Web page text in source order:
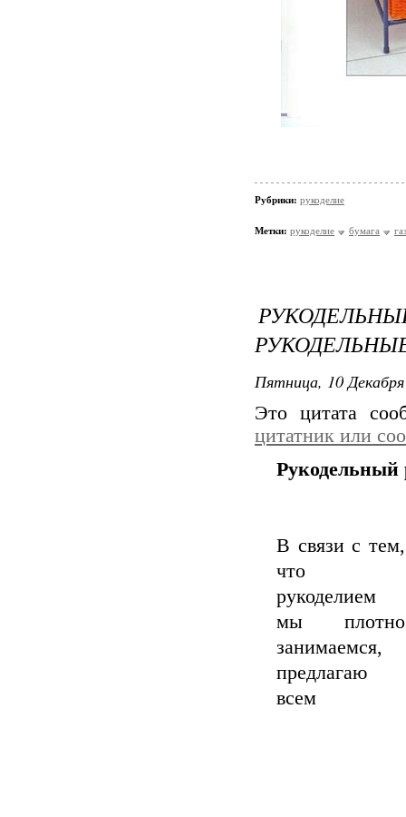
Рубрики: рукоделие
Метки: рукоделие бумага
Пятница, 10
Это цитата
цитатник или
Рукодельный
В связи с тем,
что
рукоделием
мы плотно
занимаемся,
предлагаю
всем